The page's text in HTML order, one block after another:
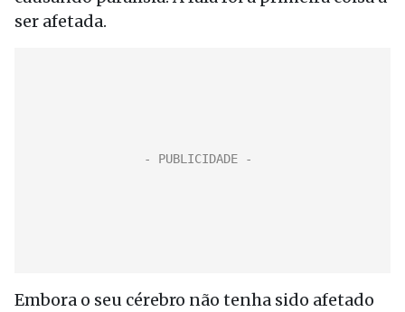
ser afetada.
Embora o seu cérebro não tenha sido afetado